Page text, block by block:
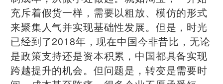
充斥着假货一样，需要以粗放、模仿的形式
来聚集人气并实现基础性发展。但是，时光
已经到了2018年，现在中国今非昔比，无论
是政策支持还是资本积累，中国都具备实现
跨越提升的机会。但问题是，转变是需要时